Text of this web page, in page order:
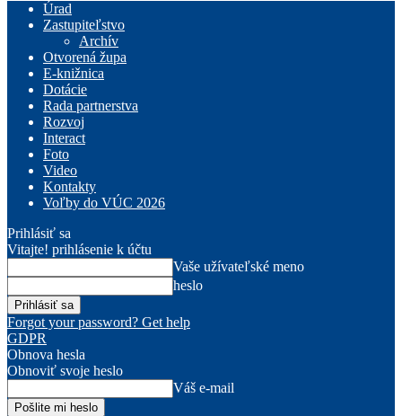
Úrad
Zastupiteľstvo
Archív
Otvorená župa
E-knižnica
Dotácie
Rada partnerstva
Rozvoj
Interact
Foto
Video
Kontakty
Voľby do VÚC 2026
Prihlásiť sa
Vitajte! prihlásenie k účtu
Vaše užívateľské meno
heslo
Forgot your password? Get help
GDPR
Obnova hesla
Obnoviť svoje heslo
Váš e-mail